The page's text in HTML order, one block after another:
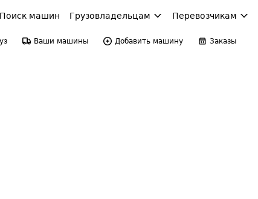
Поиск машин Грузовладельцам Перевозчикам
Ваши машины Добавить машину Заказы